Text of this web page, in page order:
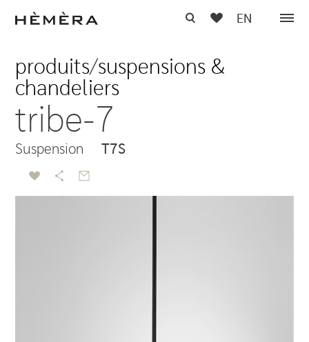
EN
produits/suspensions &
chandeliers
tribe-7
Suspension T7S